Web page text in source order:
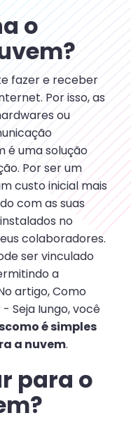
o
fazer e receber
Por isso, as
ou
é uma solução
Por ser um
custo inicial mais
com as suas
no
colaboradores.
ser vinculado
a
artigo, Como
Seja Iungo, você
é simples
a nuvem.
para o